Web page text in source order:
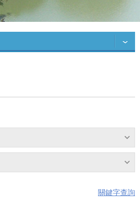
關鍵字查詢